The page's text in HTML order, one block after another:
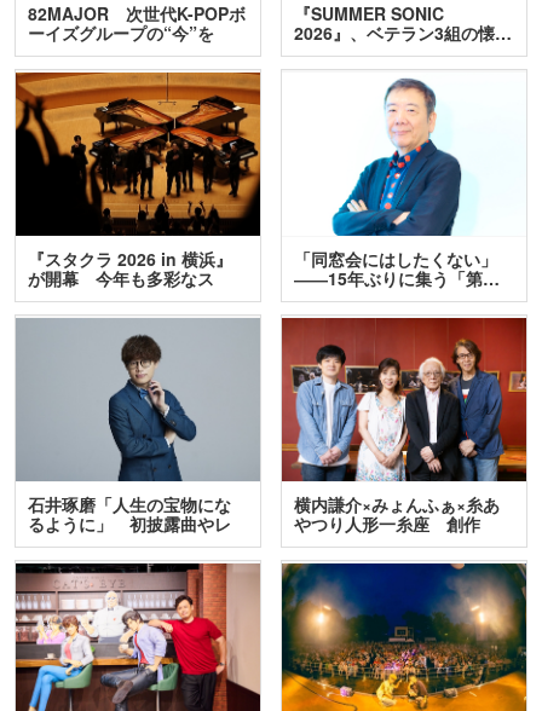
82MAJOR 次世代K-POPボ
ーイズグループの“今”を
訊…
『SUMMER SONIC
2026』、ベテラン3組の懐…
『スタクラ 2026 in 横浜』
が開幕 今年も多彩なス
テ…
「同窓会にはしたくない」
――15年ぶりに集う「第…
石井琢磨「人生の宝物にな
るように」 初披露曲やレ
ア…
横内謙介×みょんふぁ×糸あ
やつり人形一糸座 創作
人…